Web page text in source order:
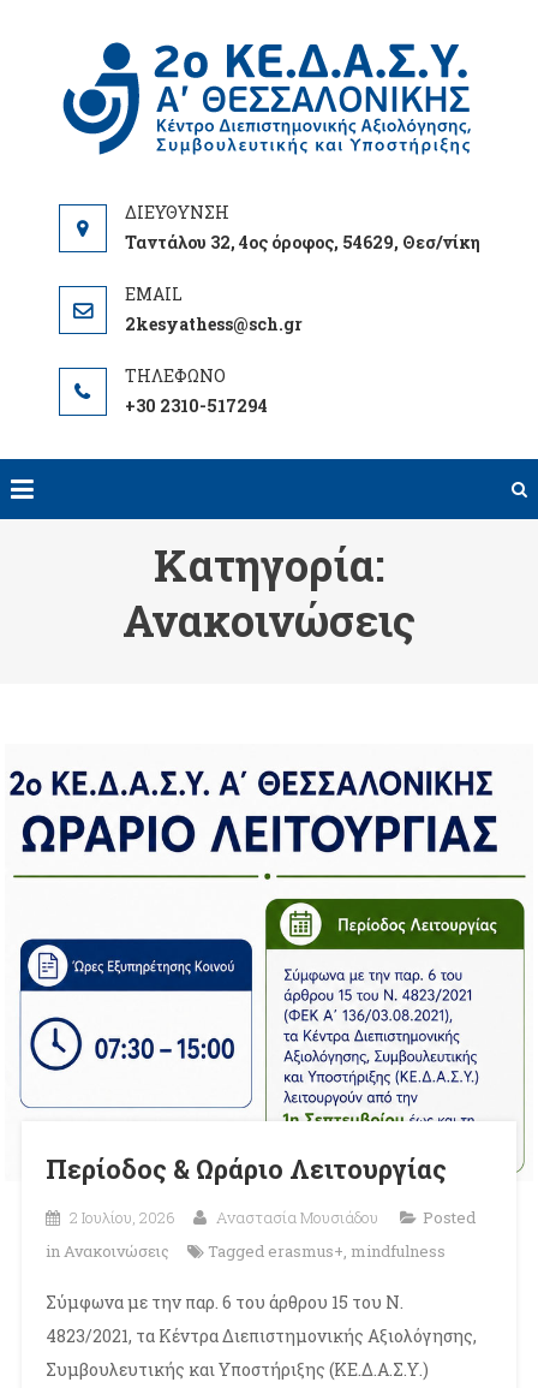
Ταντάλου 32, 4ος όροφος, 54629, Θεσ/νίκη
2kesyathess@sch.gr
+30 2310-517294
Κατηγορία:
Ανακοινώσεις
Περίοδος & Ωράριο Λειτουργίας
2 Ιουλίου, 2026 Αναστασία Μουσιάδου
Posted
inΑνακοινώσεις Tagged erasmus+, mindfulness
Σύμφωνα με την παρ. 6 του άρθρου 15 του Ν.
4823/2021, τα Κέντρα Διεπιστημονικής Αξιολόγησης,
Συμβουλευτικής και Υποστήριξης (ΚΕ.Δ.Α.Σ.Υ.)